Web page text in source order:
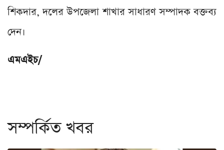
শিকদার, দলের উপজেলা শাখার সাধারণ সম্পাদক বক্তব্য
দেন।
এমএইচ/
সম্পর্কিত খবর